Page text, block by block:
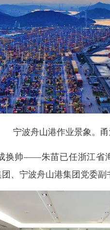
宁波舟山港作业景象。
换帅——朱苗已任浙江省
、宁波舟山港集团党委副